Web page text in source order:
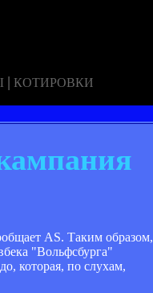
| КОТИРОВКИ
AS. Таким образом,
"Вольфсбурга"
которая, по слухам,